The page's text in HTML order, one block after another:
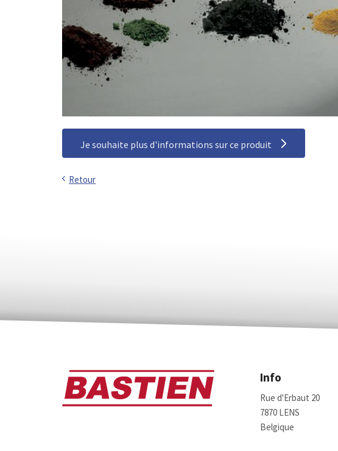
Je souhaite plus d'informations sur ce produit
Retour
Info
Rue d'Erbaut 20
7870 LENS
Belgique